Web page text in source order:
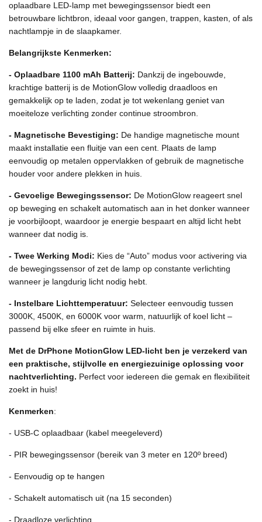
oplaadbare LED-lamp met bewegingssensor biedt een
betrouwbare lichtbron, ideaal voor gangen, trappen, kasten, of als
nachtlampje in de slaapkamer.
Belangrijkste Kenmerken:
- Oplaadbare 1100 mAh Batterij: Dankzij de ingebouwde,
krachtige batterij is de MotionGlow volledig draadloos en
gemakkelijk op te laden, zodat je tot wekenlang geniet van
moeiteloze verlichting zonder continue stroombron.
- Magnetische Bevestiging: De handige magnetische mount
maakt installatie een fluitje van een cent. Plaats de lamp
eenvoudig op metalen oppervlakken of gebruik de magnetische
houder voor andere plekken in huis.
- Gevoelige Bewegingssensor: De MotionGlow reageert snel
op beweging en schakelt automatisch aan in het donker wanneer
je voorbijloopt, waardoor je energie bespaart en altijd licht hebt
wanneer dat nodig is.
- Twee Werking Modi: Kies de “Auto” modus voor activering via
de bewegingssensor of zet de lamp op constante verlichting
wanneer je langdurig licht nodig hebt.
- Instelbare Lichttemperatuur: Selecteer eenvoudig tussen
3000K, 4500K, en 6000K voor warm, natuurlijk of koel licht –
passend bij elke sfeer en ruimte in huis.
Met de DrPhone MotionGlow LED-licht ben je verzekerd van
een praktische, stijlvolle en energiezuinige oplossing voor
nachtverlichting. Perfect voor iedereen die gemak en flexibiliteit
zoekt in huis!
Kenmerken:
- USB-C oplaadbaar (kabel meegeleverd)
- PIR bewegingssensor (bereik van 3 meter en 120º breed)
- Eenvoudig op te hangen
- Schakelt automatisch uit (na 15 seconden)
- Draadloze verlichting